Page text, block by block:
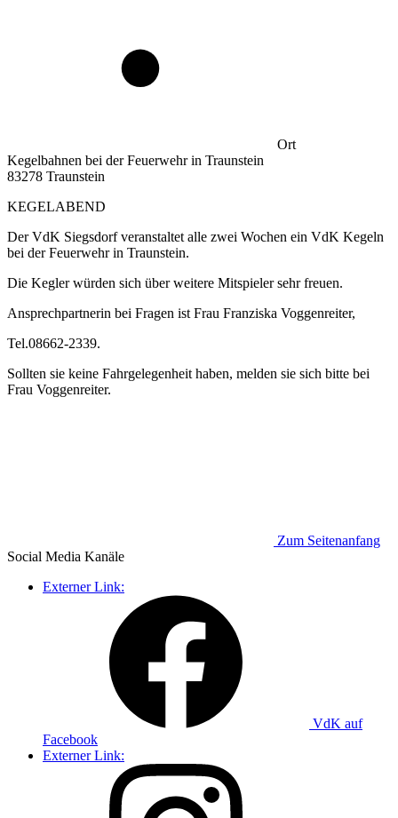
Ort
Kegelbahnen bei der Feuerwehr in Traunstein
83278 Traunstein
KEGELABEND
Der VdK Siegsdorf veranstaltet alle zwei Wochen ein VdK Kegeln
bei der Feuerwehr in Traunstein.
Die Kegler würden sich über weitere Mitspieler sehr freuen.
Ansprechpartnerin bei Fragen ist Frau Franziska Voggenreiter,
Tel.08662-2339.
Sollten sie keine Fahrgelegenheit haben, melden sie sich bitte bei
Frau Voggenreiter.
Zum Seitenanfang
Social Media Kanäle
Externer Link:
VdK auf
Facebook
Externer Link: